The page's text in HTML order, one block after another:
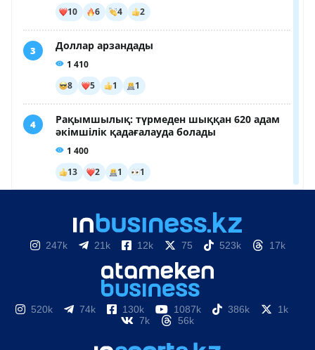
247k 21k 12k 75 523k 17k
520k 74k 130k 1087k 386k
1k
7k
56k